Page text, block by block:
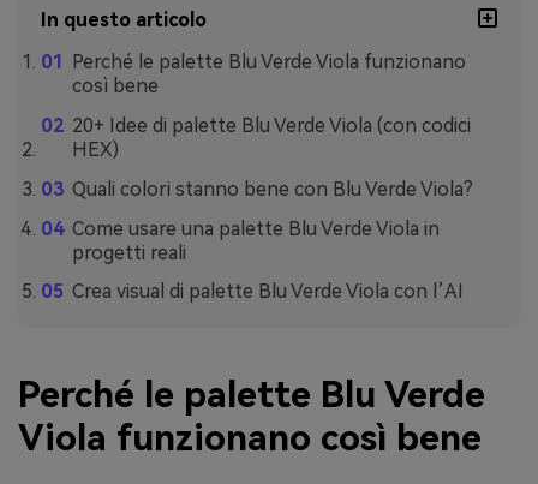
In questo articolo
Perché le palette Blu Verde Viola funzionano
così bene
20+ Idee di palette Blu Verde Viola (con codici
HEX)
Quali colori stanno bene con Blu Verde Viola?
Come usare una palette Blu Verde Viola in
progetti reali
Crea visual di palette Blu Verde Viola con l’AI
Perché le palette Blu Verde
Viola funzionano così bene